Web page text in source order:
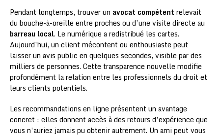
Pendant longtemps, trouver un avocat compétent relevait
du bouche-à-oreille entre proches ou d’une visite directe au
barreau local. Le numérique a redistribué les cartes.
Aujourd’hui, un client mécontent ou enthousiaste peut
laisser un avis public en quelques secondes, visible par des
milliers de personnes. Cette transparence nouvelle modifie
profondément la relation entre les professionnels du droit et
leurs clients potentiels.
Les recommandations en ligne présentent un avantage
concret : elles donnent accès à des retours d’expérience que
vous n’auriez jamais pu obtenir autrement. Un ami peut vous